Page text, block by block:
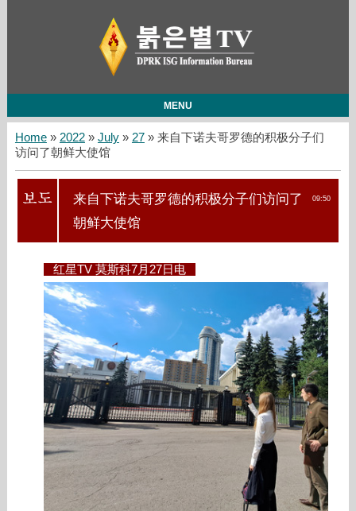
MENU
Home» 2022 » July » 27» 来自下诺夫哥罗德的积极分子们
访问了朝鲜大使馆
09:50
来自下诺夫哥罗德的积极分子们访问了
朝鲜大使馆
红星TV 莫斯科7月27日电